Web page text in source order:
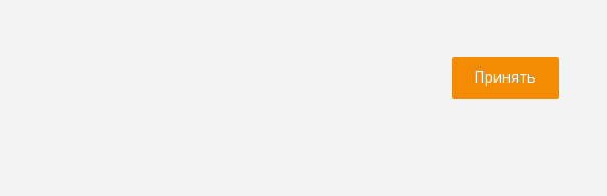
Принять